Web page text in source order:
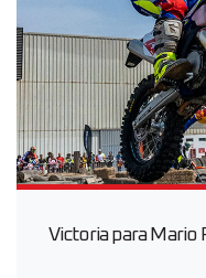
Victoria para Mario